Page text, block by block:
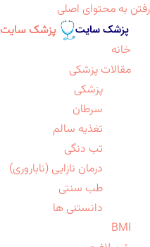
رفتن به محتوای اصلی
پزشک سایت
خانه
مقالات پزشکی
پزشکی
سرطان
تغذیه سالم
تب دنگی
درمان نازایی (ناباروری)
طب سنتی
دانستنی ها
BMI